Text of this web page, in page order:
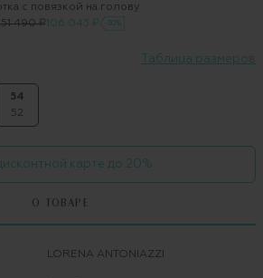
с повязкой на голову
490 ₽ 106 043 ₽ -30%
Таблица размеров
54
52
карте до 20%
О ТОВАРЕ
LORENA ANTONIAZZI